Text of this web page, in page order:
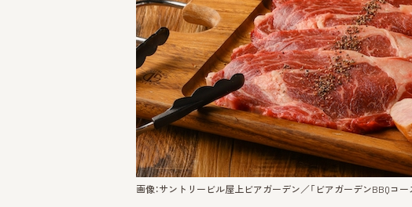
画像：サントリービル屋上ビアガーデン／「ビアガーデンBBQコー